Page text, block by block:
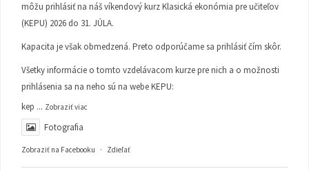
môžu prihlásiť na náš víkendový kurz Klasická ekonómia pre učiteľov
(KEPU) 2026 do 31. JÚLA.
Kapacita je však obmedzená. Preto odporúčame sa prihlásiť čím skôr.
Všetky informácie o tomto vzdelávacom kurze pre nich a o možnosti
prihlásenia sa na neho sú na webe KEPU:
kep ... Zobraziť viac
Fotografia
Zobraziť na Facebooku · Zdieľať